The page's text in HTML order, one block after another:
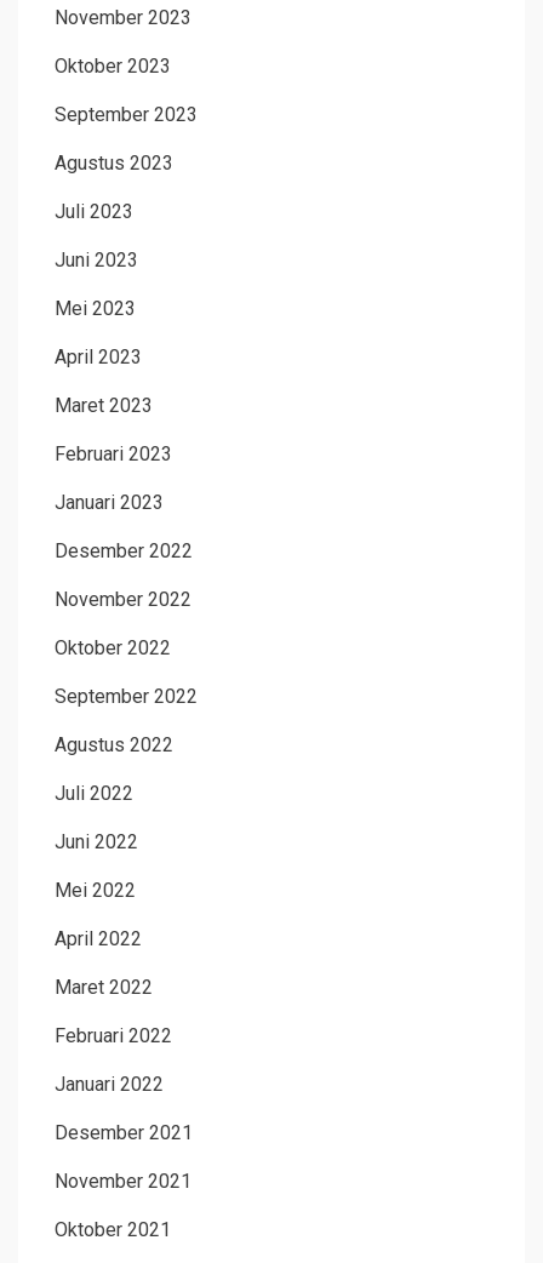
November 2023
Oktober 2023
September 2023
Agustus 2023
Juli 2023
Juni 2023
Mei 2023
April 2023
Maret 2023
Februari 2023
Januari 2023
Desember 2022
November 2022
Oktober 2022
September 2022
Agustus 2022
Juli 2022
Juni 2022
Mei 2022
April 2022
Maret 2022
Februari 2022
Januari 2022
Desember 2021
November 2021
Oktober 2021